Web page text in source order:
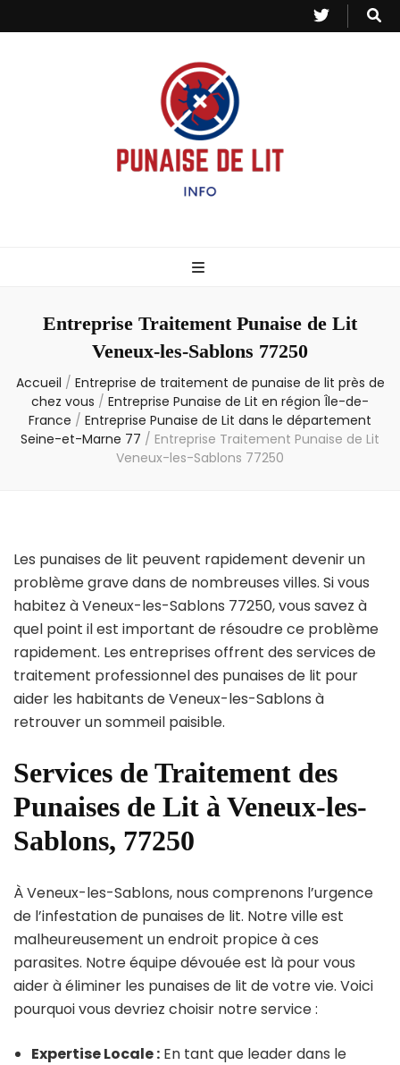
– Info
Entreprise Traitement Punaise de Lit
Veneux-les-Sablons 77250
Accueil / Entreprise de traitement de punaise de lit près de
chez vous / Entreprise Punaise de Lit en région Île-de-
France / Entreprise Punaise de Lit dans le département
Seine-et-Marne 77 / Entreprise Traitement Punaise de Lit
Veneux-les-Sablons 77250
Les punaises de lit peuvent rapidement devenir un
problème grave dans de nombreuses villes. Si vous
habitez à Veneux-les-Sablons 77250, vous savez à
quel point il est important de résoudre ce problème
rapidement. Les entreprises offrent des services de
traitement professionnel des punaises de lit pour
aider les habitants de Veneux-les-Sablons à
retrouver un sommeil paisible.
Services de Traitement des
Punaises de Lit à Veneux-les-
Sablons, 77250
À Veneux-les-Sablons, nous comprenons l’urgence
de l’infestation de punaises de lit. Notre ville est
malheureusement un endroit propice à ces
parasites. Notre équipe dévouée est là pour vous
aider à éliminer les punaises de lit de votre vie. Voici
pourquoi vous devriez choisir notre service :
Expertise Locale : En tant que leader dans le